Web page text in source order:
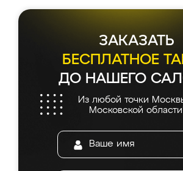
ЗАКАЗАТЬ
БЕСПЛАТНОЕ
ДО НАШЕГО
Из любой точки
Московской